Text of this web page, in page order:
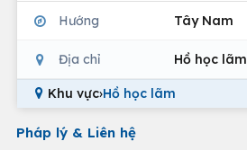
Hướng Tây Nam
Địa chỉ Hồ học lãm
Khu vực›Hồ học lãm
Pháp lý & Liên hệ